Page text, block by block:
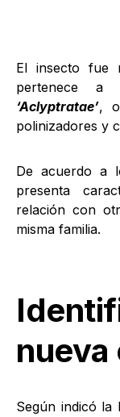
El insecto fue
pertenece a
‘Aclyptratae’,
polinizadores y
De acuerdo a
presenta
relación con
misma familia.
nueva
Según indicó la